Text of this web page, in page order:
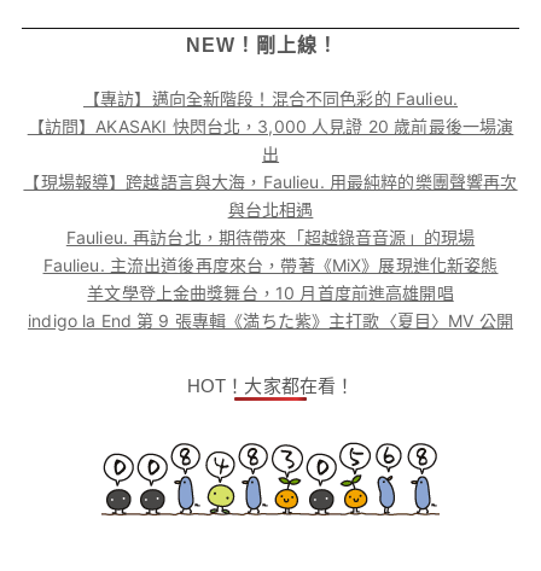
NEW！剛上線！
【專訪】邁向全新階段！混合不同色彩的 Faulieu.
【訪問】AKASAKI 快閃台北，3,000 人見證 20 歲前最後一場演
出
【現場報導】跨越語言與大海，Faulieu. 用最純粹的樂團聲響再次
與台北相遇
Faulieu. 再訪台北，期待帶來「超越錄音音源」的現場
Faulieu. 主流出道後再度來台，帶著《MiX》展現進化新姿態
羊文學登上金曲獎舞台，10 月首度前進高雄開唱
indigo la End 第 9 張專輯《満ちた紫》主打歌〈夏目〉MV 公開
HOT！大家都在看！